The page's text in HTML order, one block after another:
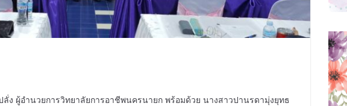
ง ผู้อำนวยการวิทยาลัยการอาชีพนครนายก พร้อมด้วย นางสาวปานรดามุ่งยุทธ